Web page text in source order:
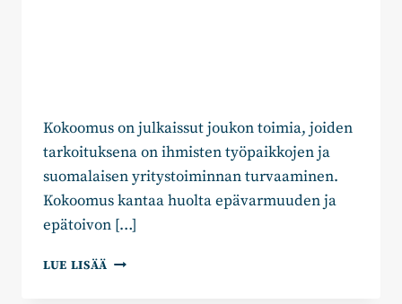
Kokoomus on julkaissut joukon toimia, joiden
tarkoituksena on ihmisten työpaikkojen ja
suomalaisen yritystoiminnan turvaaminen.
Kokoomus kantaa huolta epävarmuuden ja
epätoivon […]
LUE LISÄÄ KOKOOMUKSELTA